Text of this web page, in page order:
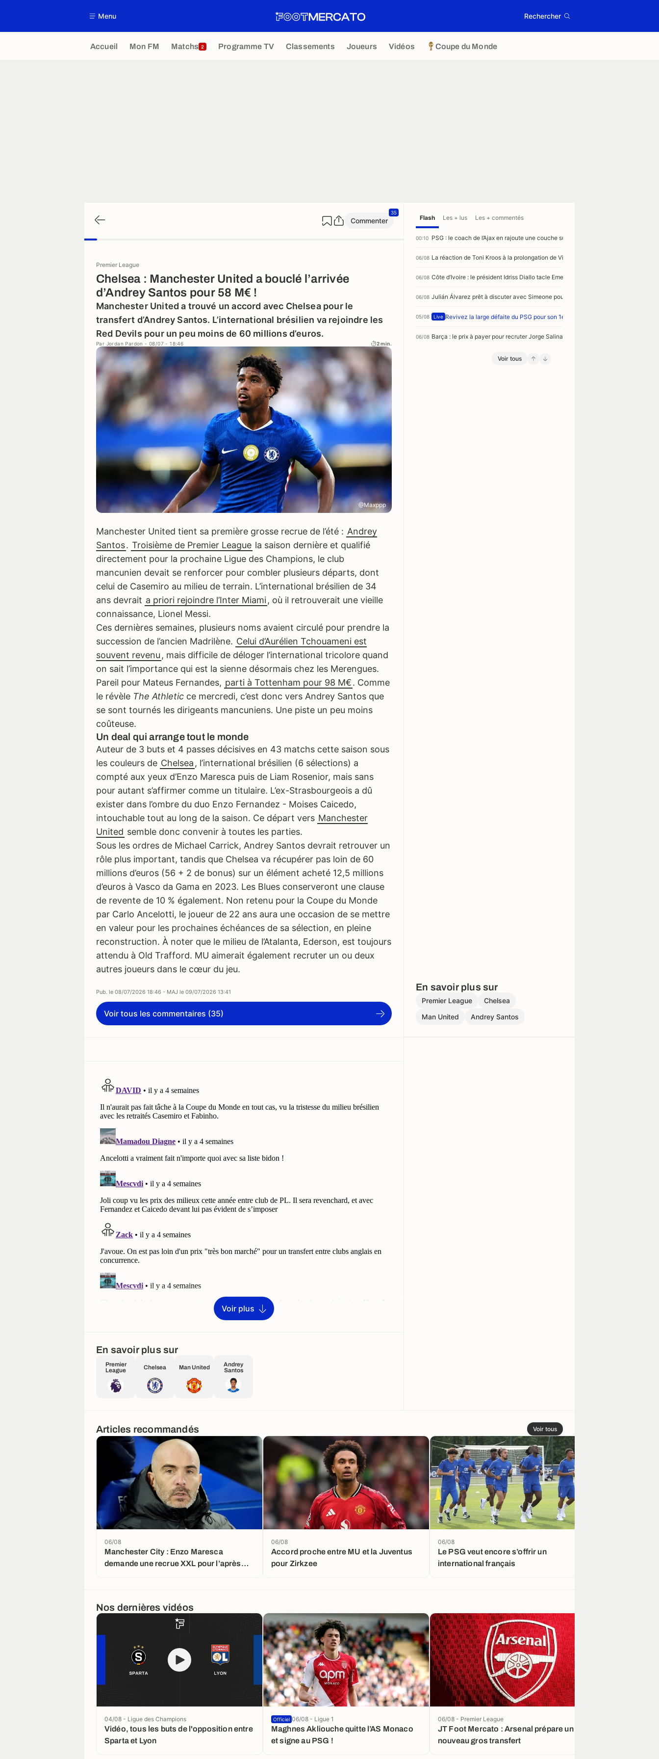
Menu Rechercher
Accueil Mon FM Matchs 2 Programme TV Classements Joueurs Vidéos Coupe du Monde
Commenter
35
Premier League
Chelsea : Manchester United a bouclé l’arrivée
d’Andrey Santos pour 58 M€ !
Manchester United a trouvé un accord avec Chelsea pour le
transfert d’Andrey Santos. L’international brésilien va rejoindre les
Red Devils pour un peu moins de 60 millions d’euros.
Par Jordan Pardon - 08/07 - 18:46 2 min.
@Maxppp
Manchester United tient sa première grosse recrue de l’été : Andrey
Santos. Troisième de Premier League la saison dernière et qualifié
directement pour la prochaine Ligue des Champions, le club
mancunien devait se renforcer pour combler plusieurs départs, dont
celui de Casemiro au milieu de terrain. L’international brésilien de 34
ans devrait a priori rejoindre l’Inter Miami , où il retrouverait une vieille
connaissance, Lionel Messi.
Cette vidéo est bloquée par votre bloqueur de publicités. Désactivez-le sur Foot
Mercato pour la regarder et soutenir nos 30 journalistes.
Ces dernières semaines, plusieurs noms avaient circulé pour prendre la
succession de l’ancien Madrilène. Celui d’Aurélien Tchouameni est
souvent revenu , mais difficile de déloger l’international tricolore quand
on sait l’importance qui est la sienne désormais chez les Merengues.
Pareil pour Mateus Fernandes, parti à Tottenham pour 98 M€. Comme
le révèle The Athletic ce mercredi, c’est donc vers Andrey Santos que
se sont tournés les dirigeants mancuniens. Une piste un peu moins
coûteuse.
Un deal qui arrange tout le monde
Auteur de 3 buts et 4 passes décisives en 43 matchs cette saison sous
les couleurs de Chelsea , l’international brésilien (6 sélections) a
compté aux yeux d’Enzo Maresca puis de Liam Rosenior, mais sans
pour autant s’affirmer comme un titulaire. L’ex-Strasbourgeois a dû
exister dans l’ombre du duo Enzo Fernandez - Moises Caicedo,
intouchable tout au long de la saison. Ce départ vers Manchester
United semble donc convenir à toutes les parties.
Sous les ordres de Michael Carrick, Andrey Santos devrait retrouver un
rôle plus important, tandis que Chelsea va récupérer pas loin de 60
millions d’euros (56 + 2 de bonus) sur un élément acheté 12,5 millions
d’euros à Vasco da Gama en 2023. Les Blues conserveront une clause
de revente de 10 % également. Non retenu pour la Coupe du Monde
par Carlo Ancelotti, le joueur de 22 ans aura une occasion de se mettre
en valeur pour les prochaines échéances de sa sélection, en pleine
reconstruction. À noter que le milieu de l’Atalanta, Ederson, est toujours
attendu à Old Trafford. MU aimerait également recruter un ou deux
autres joueurs dans le cœur du jeu.
Pub. le 08/07/2026 18:46 - MAJ le 09/07/2026 13:41
Voir tous les commentaires (35)
Flash Les + lus Les + commentés
00:10 PSG : le coach de l’Ajax en rajoute une couche sur Mika Godts
06/08 La réaction de Toni Kroos à la prolongation de Vinicius Jr
06/08 Côte d’Ivoire : le président Idriss Diallo tacle Emerse Faé
06/08 Julián Álvarez prêt à discuter avec Simeone pour rejoindre le Barça
05/08 Live Revivez la large défaite du PSG pour son 1er match de préparation face à
06/08 Barça : le prix à payer pour recruter Jorge Salinas
Voir tous
En savoir plus sur
Premier League
Chelsea
Man United
Andrey Santos
Voir plus
En savoir plus sur
Premier
League
Chelsea Man United
Andrey
Santos
Articles recommandés Voir tous
Manchester City : Enzo Maresca
demande une recrue XXL pour l’après
06/08
Accord proche entre MU et la Juventus
pour Zirkzee
06/08
Le PSG veut encore s’offrir un
international français
06/08
Nos dernières vidéos
Vidéo, tous les buts de l'opposition entre
Sparta et Lyon
04/08 - Ligue des Champions
Maghnes Akliouche quitte l’AS Monaco
et signe au PSG !
Officiel 06/08 - Ligue 1
JT Foot Mercato : Arsenal prépare un
nouveau gros transfert
06/08 - Premier League